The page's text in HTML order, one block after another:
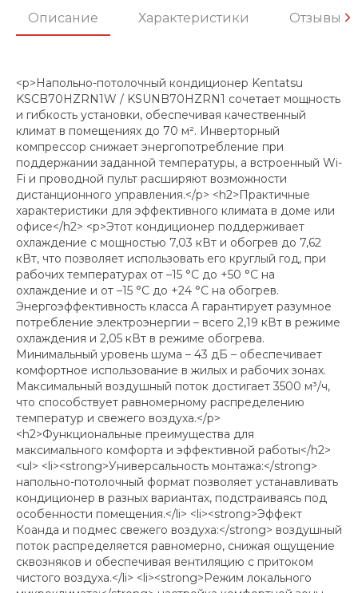
Описание Характеристики Отзывы
<p>Напольно-потолочный кондиционер Kentatsu
KSCB70HZRN1W / KSUNB70HZRN1 сочетает мощность
и гибкость установки, обеспечивая качественный
климат в помещениях до 70 м². Инверторный
компрессор снижает энергопотребление при
поддержании заданной температуры, а встроенный Wi-
Fi и проводной пульт расширяют возможности
дистанционного управления.</p> <h2>Практичные
характеристики для эффективного климата в доме или
офисе</h2> <p>Этот кондиционер поддерживает
охлаждение с мощностью 7,03 кВт и обогрев до 7,62
кВт, что позволяет использовать его круглый год, при
рабочих температурах от –15 °C до +50 °C на
охлаждение и от –15 °C до +24 °C на обогрев.
Энергоэффективность класса A гарантирует разумное
потребление электроэнергии – всего 2,19 кВт в режиме
охлаждения и 2,05 кВт в режиме обогрева.
Минимальный уровень шума – 43 дБ – обеспечивает
комфортное использование в жилых и рабочих зонах.
Максимальный воздушный поток достигает 3500 м³/ч,
что способствует равномерному распределению
температур и свежего воздуха.</p>
<h2>Функциональные преимущества для
максимального комфорта и эффективной работы</h2>
<ul> <li><strong>Универсальность монтажа:</strong>
напольно-потолочный формат позволяет устанавливать
кондиционер в разных вариантах, подстраиваясь под
особенности помещения.</li> <li><strong>Эффект
Коанда и подмес свежего воздуха:</strong> воздушный
поток распределяется равномерно, снижая ощущение
сквозняков и обеспечивая вентиляцию с притоком
чистого воздуха.</li> <li><strong>Режим локального